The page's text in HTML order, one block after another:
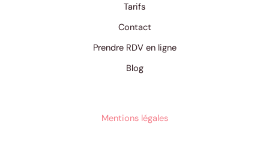
Tarifs
Contact
Prendre RDV en ligne
Blog
Mentions légales